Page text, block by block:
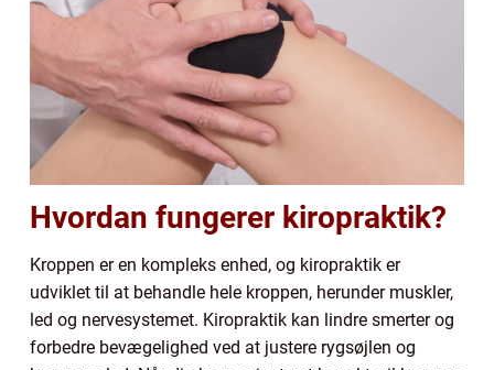
Hvordan fungerer kiropraktik?
Kroppen er en kompleks enhed, og kiropraktik er
udviklet til at behandle hele kroppen, herunder muskler,
led og nervesystemet. Kiropraktik kan lindre smerter og
forbedre bevægelighed ved at justere rygsøjlen og